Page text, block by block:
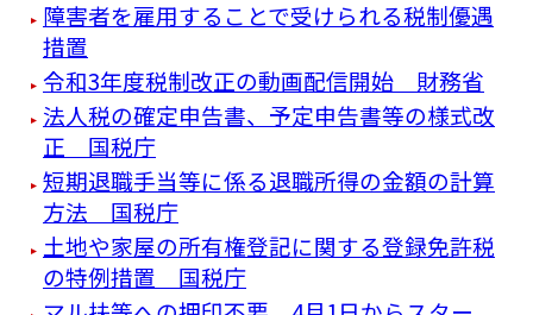
障害者を雇用することで受けられる税制優遇
措置
令和3年度税制改正の動画配信開始 財務省
法人税の確定申告書、予定申告書等の様式改
正 国税庁
短期退職手当等に係る退職所得の金額の計算
方法 国税庁
土地や家屋の所有権登記に関する登録免許税
の特例措置 国税庁